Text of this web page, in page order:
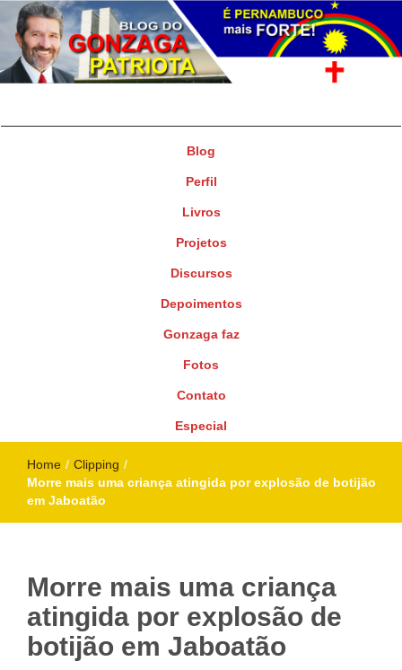
Blog
Perfil
Livros
Projetos
Discursos
Depoimentos
Gonzaga faz
Fotos
Contato
Especial
Home / Clipping /
Morre mais uma criança atingida por explosão de botijão
em Jaboatão
Morre mais uma criança
atingida por explosão de
botijão em Jaboatão